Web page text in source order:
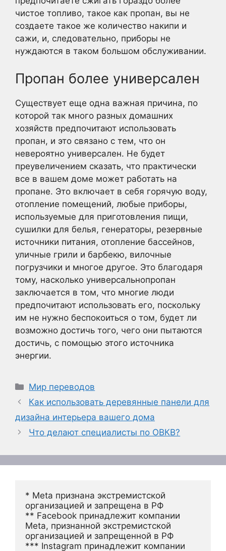
чистое топливо, такое как пропан, вы не
создаете такое же количество накипи и
сажи, и, следовательно, приборы не
нуждаются в таком большом обслуживании.
Пропан более универсален
Существует еще одна важная причина, по
которой так много разных домашних
хозяйств предпочитают использовать
пропан, и это связано с тем, что он
невероятно универсален. Не будет
преувеличением сказать, что практически
все в вашем доме может работать на
пропане. Это включает в себя горячую воду,
отопление помещений, любые приборы,
используемые для приготовления пищи,
сушилки для белья, генераторы, резервные
источники питания, отопление бассейнов,
уличные грили и барбекю, вилочные
погрузчики и многое другое. Это благодаря
тому, насколько универсальнопропан
заключается в том, что многие люди
предпочитают использовать его, поскольку
им не нужно беспокоиться о том, будет ли
возможно достичь того, чего они пытаются
достичь, с помощью этого источника
энергии.
Рубрики
Мир переводов
Как использовать деревянные панели для
дизайна интерьера вашего дома
Что делают специалисты по ОВКВ?
* Meta признана экстремистской
организацией и запрещена в РФ
** Facebook принадлежит компании
Meta, признанной экстремистской
организацией и запрещенной в РФ
*** Instagram принадлежит компании